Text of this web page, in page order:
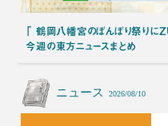
「 鶴岡八幡宮のぼんぼり祭りに
今週の東方ニュースまとめ
ニュース 2026/08/10